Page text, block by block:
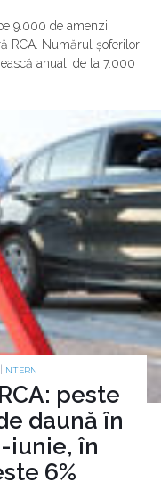
9.000 de amenzi
RCA. Numărul șoferilor
anual, de la 7.000
INTERN
peste
daună în
iunie, în
6%